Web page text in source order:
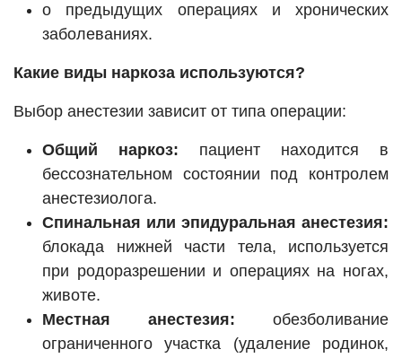
о предыдущих операциях и хронических
заболеваниях.
Какие виды наркоза используются?
Выбор анестезии зависит от типа операции:
Общий наркоз: пациент находится в
бессознательном состоянии под контролем
анестезиолога.
Спинальная или эпидуральная анестезия:
блокада нижней части тела, используется
при родоразрешении и операциях на ногах,
животе.
Местная анестезия: обезболивание
ограниченного участка (удаление родинок,